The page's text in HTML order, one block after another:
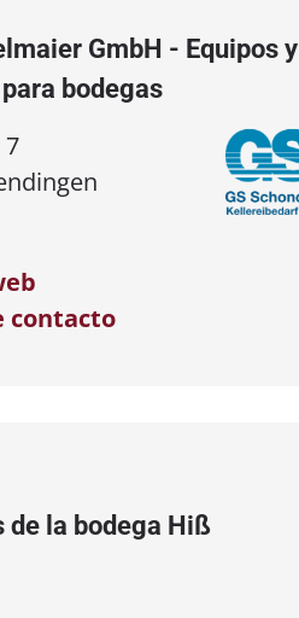
GmbH - Equipos y
bodegas
contacto
de la bodega Hiß